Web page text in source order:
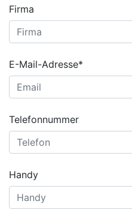
Firma
E-Mail-Adresse*
Telefonnummer
Handy